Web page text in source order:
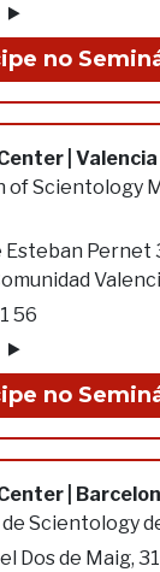
no
| Valencia
of Scientology
Esteban Pernet
56
no
|
Scientology
Dos de Maig,